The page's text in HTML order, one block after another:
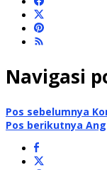
Navigasi
Pos sebelumnya
Pos berikutnya